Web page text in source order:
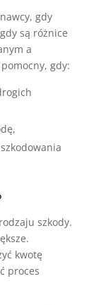
gdy
są różnice
a
gdy:
szkody.
kwotę
proces